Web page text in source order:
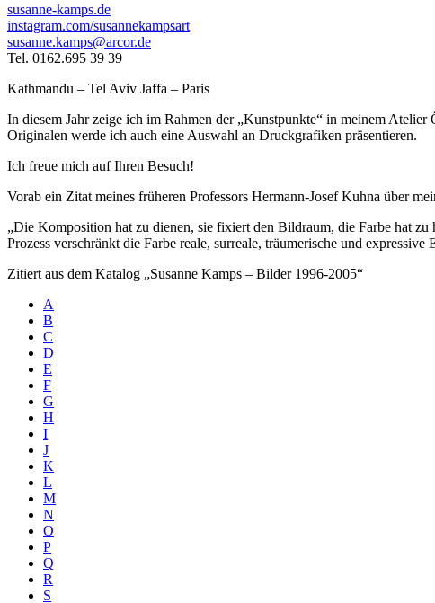
susanne-kamps.de
instagram.com/susannekampsart
susanne.kamps@arcor.de
Tel. 0162.695 39 39
Kathmandu – Tel Aviv Jaffa – Paris
In diesem Jahr zeige ich im Rahmen der „Kunstpunkte“ in meinem
Originalen werde ich auch eine Auswahl an Druckgrafiken präsentieren.
Ich freue mich auf Ihren Besuch!
Vorab ein Zitat meines früheren Professors Hermann-Josef Kuhna über
„Die Komposition hat zu dienen, sie fixiert den Bildraum, die Farbe hat
Prozess verschränkt die Farbe reale, surreale, träumerische und
Zitiert aus dem Katalog „Susanne Kamps – Bilder 1996-2005“
A
B
C
D
E
F
G
H
I
J
K
L
M
N
O
P
Q
R
S